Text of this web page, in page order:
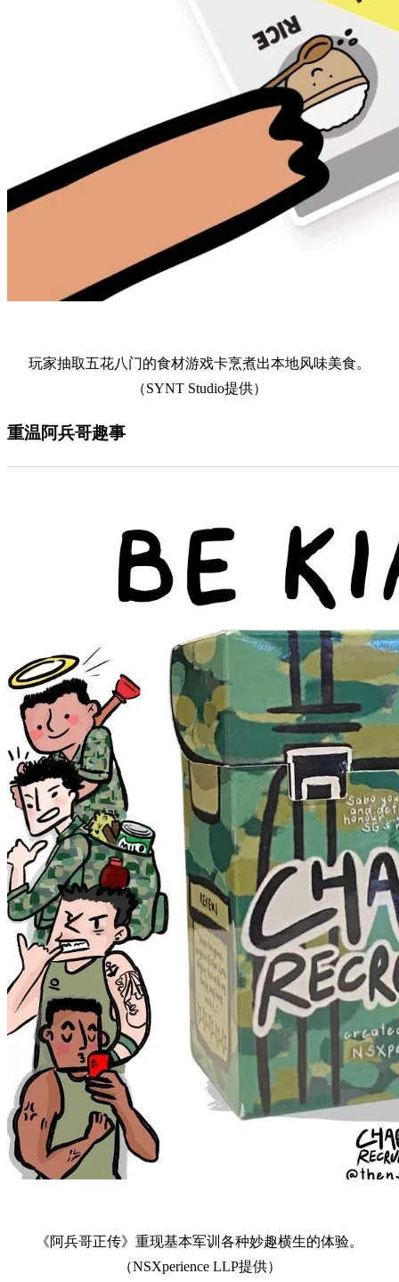
玩家抽取五花八门的食材游戏卡烹煮出本地风味美食。
（SYNT Studio提供）
重温阿兵哥趣事
《阿兵哥正传》重现基本军训各种妙趣横生的体验。
（NSXperience LLP提供）